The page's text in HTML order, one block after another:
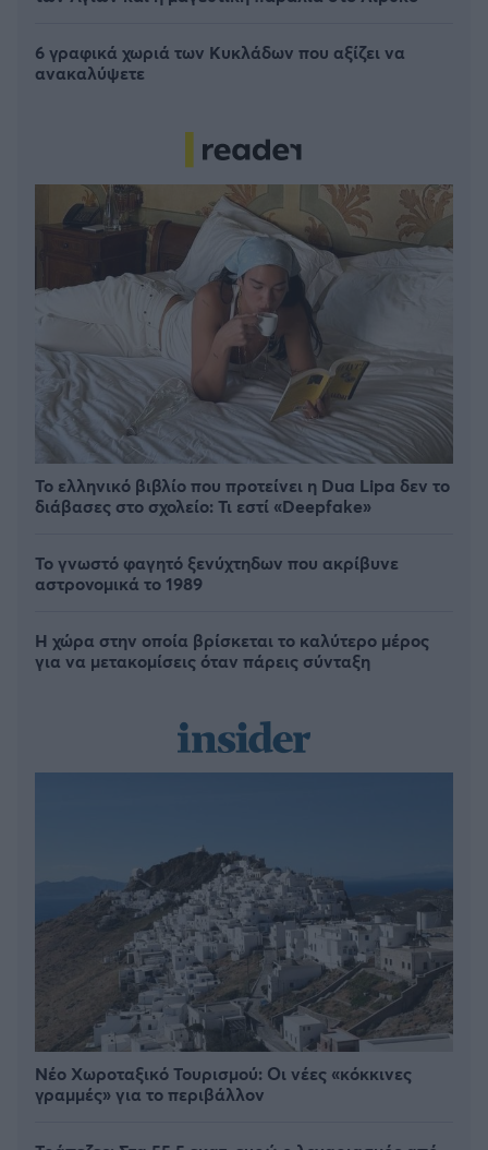
6 γραφικά χωριά των Κυκλάδων που αξίζει να
ανακαλύψετε
Το ελληνικό βιβλίο που προτείνει η Dua Lipa δεν το
διάβασες στο σχολείο: Τι εστί «Deepfake»
Το γνωστό φαγητό ξενύχτηδων που ακρίβυνε
αστρονομικά το 1989
Η χώρα στην οποία βρίσκεται το καλύτερο μέρος
για να μετακομίσεις όταν πάρεις σύνταξη
Νέο Χωροταξικό Τουρισμού: Οι νέες «κόκκινες
γραμμές» για το περιβάλλον